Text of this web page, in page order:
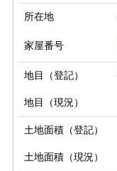
所在地
家屋番号
地目（登記）
地目（現況）
土地面積（登記）
土地面積（現況）